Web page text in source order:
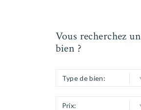
Vous recherchez un
bien ?
Type de bien:
Prix: